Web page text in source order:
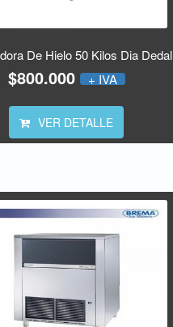
De Hielo 50 Kilos Dia Dedal
$800.000 + IVA
VER DETALLE